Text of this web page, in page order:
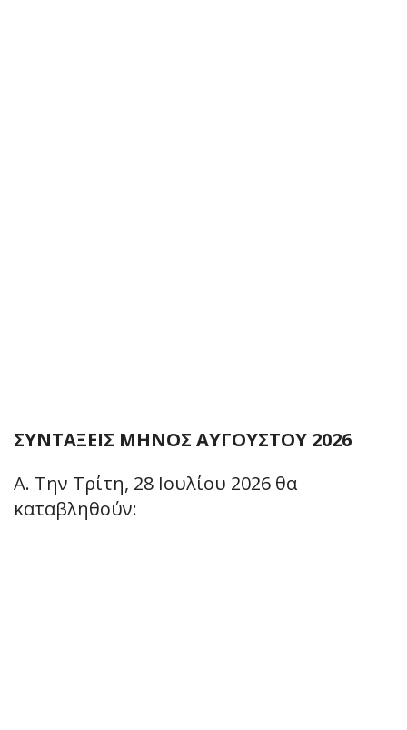
ΣΥΝΤΑΞΕΙΣ ΜΗΝΟΣ ΑΥΓΟΥΣΤΟΥ 2026
Α. Την Τρίτη, 28 Ιουλίου 2026 θα
καταβληθούν: